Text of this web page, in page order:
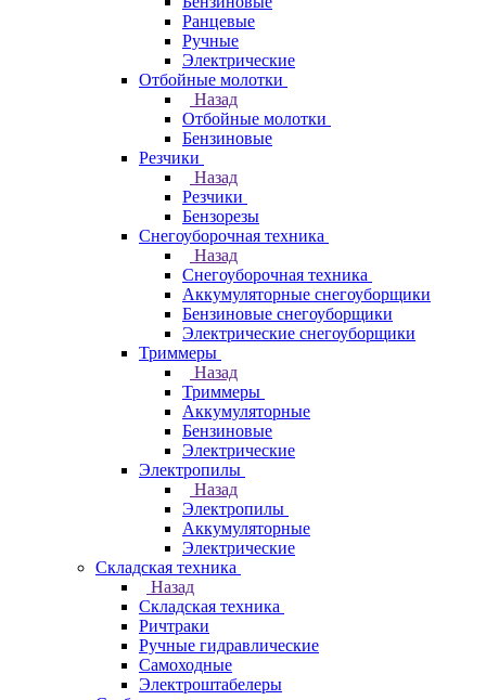
Ранцевые
Ручные
Электрические
Отбойные молотки
Назад
Отбойные молотки
Бензиновые
Резчики
Назад
Резчики
Бензорезы
Снегоуборочная техника
Назад
Снегоуборочная техника
Аккумуляторные снегоуборщики
Бензиновые снегоуборщики
Электрические снегоуборщики
Триммеры
Назад
Триммеры
Аккумуляторные
Бензиновые
Электрические
Электропилы
Назад
Электропилы
Аккумуляторные
Электрические
Складская техника
Назад
Складская техника
Ричтраки
Ручные гидравлические
Самоходные
Электроштабелеры